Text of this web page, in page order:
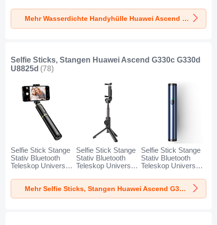
Huawei Ascend
G330c G330d
U8825d Schwarz
Huawei Ascend
G330c G330d
U8825d Gold
Huawei Ascend
G330c G330d
U8825d Orange
Mehr Wasserdichte Handyhülle Huawei Ascend G330c G330d U8825d
Selfie Sticks, Stangen Huawei Ascend G330c G330d
U8825d (78)
Selfie Stick Stange
Stativ Bluetooth
Teleskop Universal
Ascend G330c
G330d U8825d
Gold und Schwarz
Selfie Stick Stange
Stativ Bluetooth
Teleskop Universal
Ascend G330c
G330d U8825d
Schwarz
Selfie Stick Stange
Stativ Bluetooth
Teleskop Universal
Ascend G330c
G330d U8825d
Blau
Mehr Selfie Sticks, Stangen Huawei Ascend G330c G330d U8825d